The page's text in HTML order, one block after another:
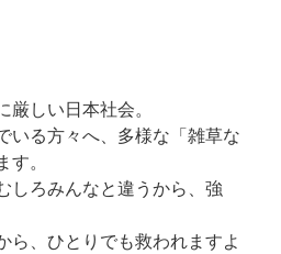
しい日本社会。
いる方々へ、多様な「雑草な
。
しろみんなと違うから、強
ら、ひとりでも救われますよ